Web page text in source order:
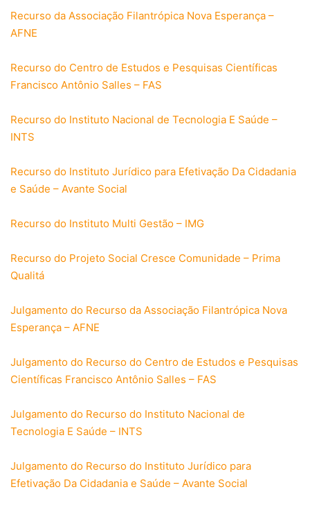
Recurso da Associação Filantrópica Nova Esperança –
AFNE
Recurso do Centro de Estudos e Pesquisas Científicas
Francisco Antônio Salles – FAS
Recurso do Instituto Nacional de Tecnologia E Saúde –
INTS
Recurso do Instituto Jurídico para Efetivação Da Cidadania
e Saúde – Avante Social
Recurso do Instituto Multi Gestão – IMG
Recurso do Projeto Social Cresce Comunidade – Prima
Qualitá
Julgamento do Recurso da Associação Filantrópica Nova
Esperança – AFNE
Julgamento do Recurso do Centro de Estudos e Pesquisas
Científicas Francisco Antônio Salles – FAS
Julgamento do Recurso do Instituto Nacional de
Tecnologia E Saúde – INTS
Julgamento do Recurso do Instituto Jurídico para
Efetivação Da Cidadania e Saúde – Avante Social